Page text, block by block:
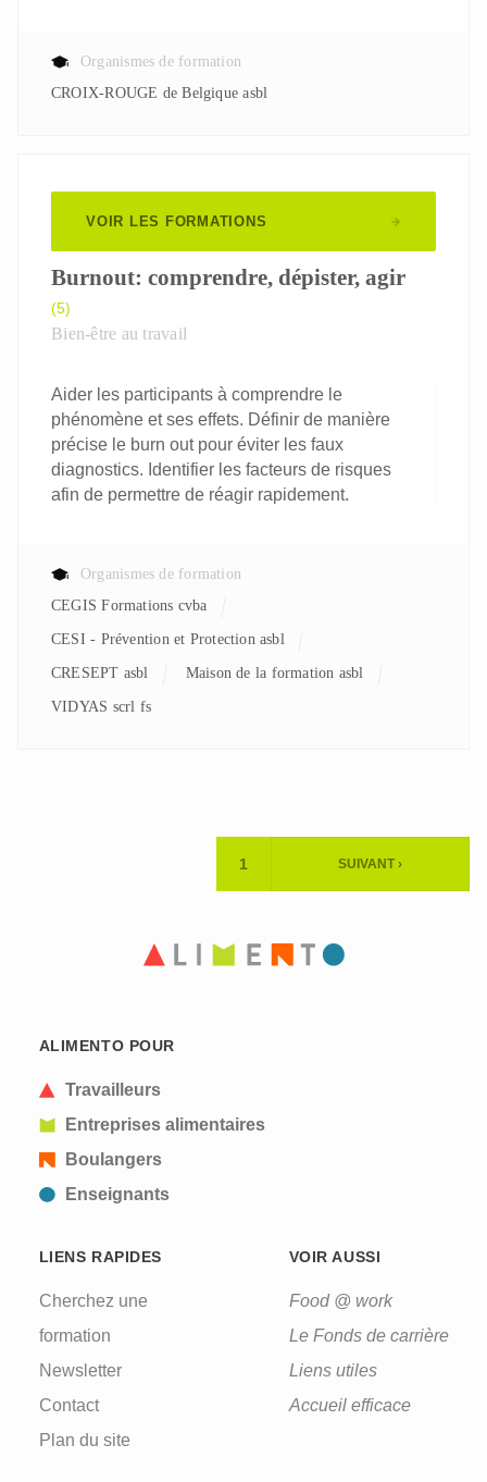
Organismes de formation
CROIX-ROUGE de Belgique asbl
VOIR LES FORMATIONS
Burnout: comprendre, dépister, agir
(5)
Bien-être au travail
Aider les participants à comprendre le
phénomène et ses effets. Définir de manière
précise le burn out pour éviter les faux
diagnostics. Identifier les facteurs de risques
afin de permettre de réagir rapidement.
Organismes de formation
CEGIS Formations cvba
CESI - Prévention et Protection asbl
CRESEPT asbl Maison de la formation asbl
VIDYAS scrl fs
PAGE
1 SUIVANT ›
ALIMENTO POUR
Travailleurs
Entreprises alimentaires
Boulangers
Enseignants
LIENS RAPIDES
Cherchez une
formation
Newsletter
Contact
Plan du site
VOIR AUSSI
Food @ work
Le Fonds de carrière
Liens utiles
Accueil efficace